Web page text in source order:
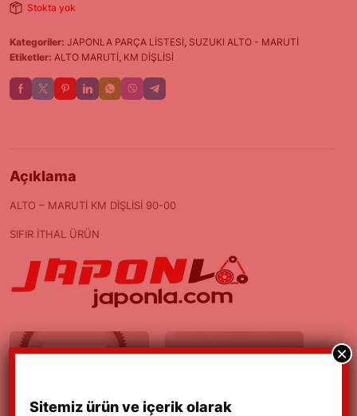
Stokta yok
Kategoriler: JAPONLA PARÇA LİSTESİ SUZUKI ALTO - MARUTİ
Etiketler: ALTO MARUTİ KM DİŞLİSİ
Açıklama
ALTO – MARUTİ KM DİŞLİSİ 90-00
SIFIR İTHAL ÜRÜN
Sitemiz ürün ve içerik olarak
×